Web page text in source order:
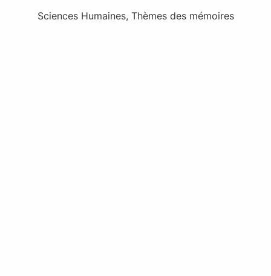
Sciences Humaines, Thèmes des mémoires